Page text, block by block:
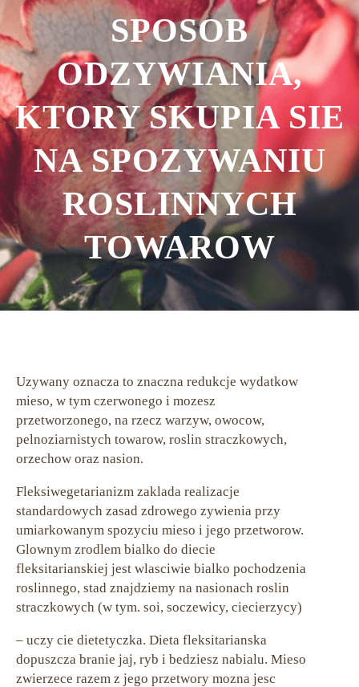
SPOSOB
ODZYWIANIA,
KTORY SKUPIA SIE
NA SPOZYWANIU
ROSLINNYCH
TOWAROW
Uzywany oznacza to znaczna redukcje wydatkow
mieso, w tym czerwonego i mozesz
przetworzonego, na rzecz warzyw, owocow,
pelnoziarnistych towarow, roslin straczkowych,
orzechow oraz nasion.
Fleksiwegetarianizm zaklada realizacje
standardowych zasad zdrowego zywienia przy
umiarkowanym spozyciu mieso i jego przetworow.
Glownym zrodlem bialko do diecie
fleksitarianskiej jest wlasciwie bialko pochodzenia
roslinnego, stad znajdziemy na nasionach roslin
straczkowych (w tym. soi, soczewicy, ciecierzycy)
– uczy cie dietetyczka. Dieta fleksitarianska
dopuszcza branie jaj, ryb i bedziesz nabialu. Mieso
zwierzece razem z jego przetwory mozna jesc